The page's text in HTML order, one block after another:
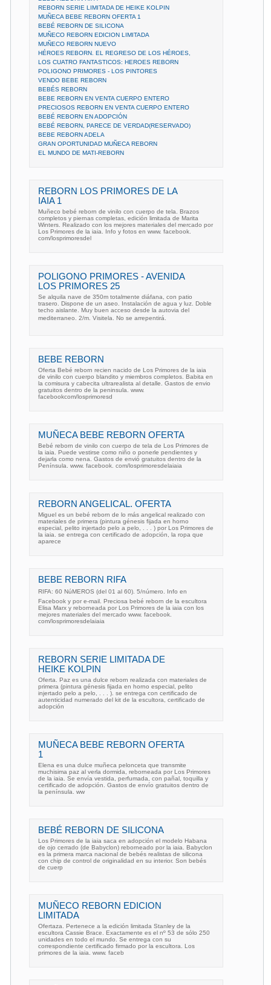
REBORN SERIE LIMITADA DE HEIKE KOLPIN
MUÑECA BEBE REBORN OFERTA 1
BEBÉ REBORN DE SILICONA
MUÑECO REBORN EDICION LIMITADA
MUÑECO REBORN NUEVO
HÉROES REBORN. EL REGRESO DE LOS HÉROES,
LOS CUATRO FANTASTICOS: HEROES REBORN
POLIGONO PRIMORES - LOS PINTORES
VENDO BEBE REBORN
BEBÉS REBORN
BEBE REBORN EN VENTA CUERPO ENTERO
PRECIOSOS REBORN EN VENTA CUERPO ENTERO
BEBÉ REBORN EN ADOPCIÓN
BEBÉ REBORN, PARECE DE VERDAD(RESERVADO)
BEBE REBORN ADELA
GRAN OPORTUNIDAD MUÑECA REBORN
EL MUNDO DE MATI-REBORN
REBORN LOS PRIMORES DE LA
IAIA 1
Muñeco bebé reborn de vinilo con cuerpo de tela. Brazos
completos y piernas completas, edición limitada de Marita
Winters. Realizado con los mejores materiales del mercado por
Los Primores de la iaia. Info y fotos en www. facebook.
com/losprimoresdel
POLIGONO PRIMORES - AVENIDA
LOS PRIMORES 25
Se alquila nave de 350m totalmente diáfana, con patio
trasero. Dispone de un aseo. Instalación de agua y luz. Doble
techo aislante. Muy buen acceso desde la autovia del
mediterraneo. 2/m. Visitela. No se arrepentirá.
BEBE REBORN
Oferta Bebé reborn recien nacido de Los Primores de la iaia
de vinilo con cuerpo blandito y miembros completos. Babita en
la comisura y cabecita ultrarealista al detalle. Gastos de envio
gratuitos dentro de la peninsula. www.
facebookcom/losprimoresd
MUÑECA BEBE REBORN OFERTA
Bebé reborn de vinilo con cuerpo de tela de Los Primores de
la iaia. Puede vestirse como niño o ponerle pendientes y
dejarla como nena. Gastos de envió gratuitos dentro de la
Península. www. facebook. com/losprimoresdelaiaia
REBORN ANGELICAL. OFERTA
Miguel es un bebé reborn de lo más angelical realizado con
materiales de primera (pintura génesis fijada en horno
especial, pelito injertado pelo a pelo, . . . ) por Los Primores de
la iaia. se entrega con certificado de adopción, la ropa que
aparece
BEBE REBORN RIFA
RIFA: 60 NúMEROS (del 01 al 60). 5/número. Info en
Facebook y por e-mail. Preciosa bebé reborn de la escultora
Elisa Marx y reborneada por Los Primores de la iaia con los
mejores materiales del mercado www. facebook.
com/losprimoresdelaiaia
REBORN SERIE LIMITADA DE
HEIKE KOLPIN
Oferta. Paz es una dulce reborn realizada con materiales de
primera (pintura génesis fijada en horno especial, pelito
injertado pelo a pelo, . . . ). se entrega con certificado de
autenticidad numerado del kit de la escultora, certificado de
adopción
MUÑECA BEBE REBORN OFERTA
1
Elena es una dulce muñeca pelonceta que transmite
muchisima paz al verla dormida, reborneada por Los Primores
de la iaia. Se envía vestida, perfumada, con pañal, toquilla y
certificado de adopción. Gastos de envío gratuitos dentro de
la península. ww
BEBÉ REBORN DE SILICONA
Los Primores de la iaia saca en adopción el modelo Habana
de ojo cerrado (de Babyclon) reborneado por la iaia. Babyclon
es la primera marca nacional de bebés realistas de silicona
con chip de control de originalidad en su interior. Son bebés
de cuerp
MUÑECO REBORN EDICION
LIMITADA
Ofertaza. Pertenece a la edición limitada Stanley de la
escultora Cassie Brace. Exactamente es el nº 53 de sólo 250
unidades en todo el mundo. Se entrega con su
correspondiente certificado firmado por la escultora. Los
primores de la iaia. www. faceb